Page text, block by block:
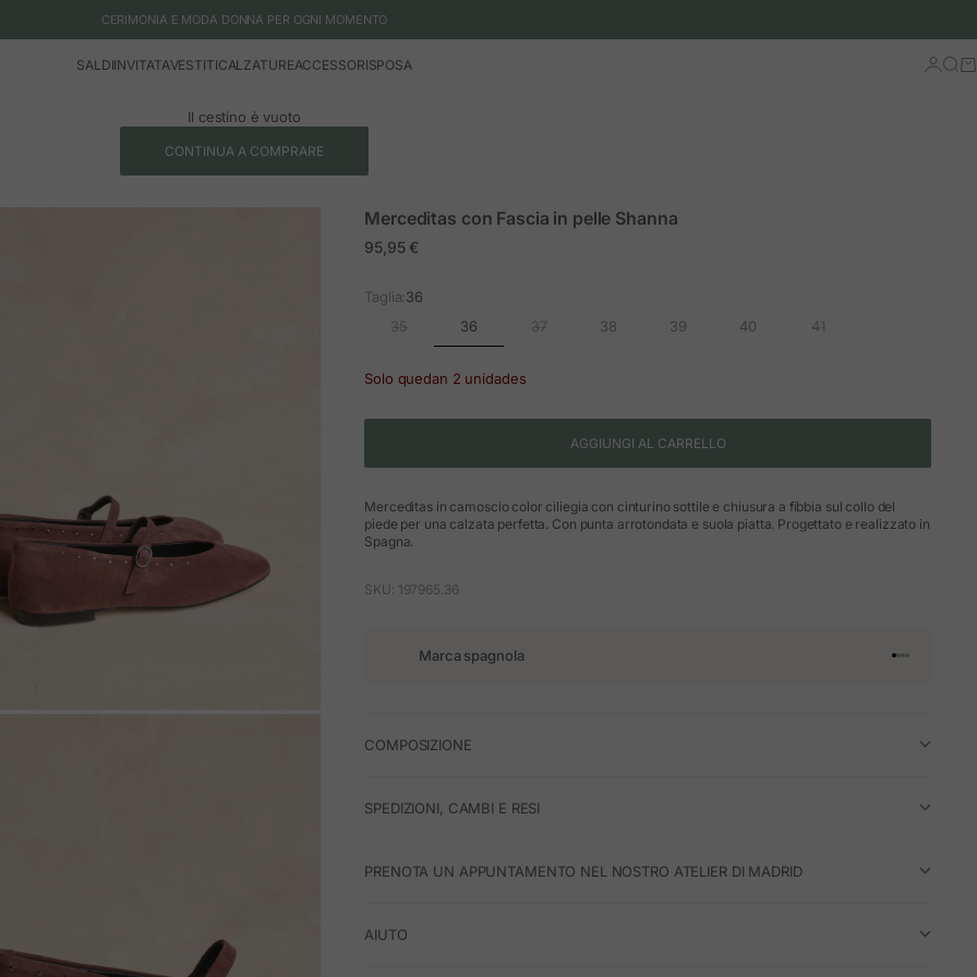
CERIMONIA E MODA DONNA PER OGNI MOMENTO
SALDIINVITATAVESTITICALZATUREACCESSORISPOSA Accedi
Il cestino è vuoto
CONTINUA A COMPRARE
Merceditas con Fascia in pelle Shanna
Prezzo in offerta
95,95 €
Taglia:36
35
36 37 38 39 40 41
Solo quedan 2 unidades
AGGIUNGI AL CARRELLO
Merceditas in camoscio color ciliegia con cinturino sottile e chiusura a fibbia sul collo del
piede per una calzata perfetta. Con punta arrotondata e suola piatta. Progettato e realizzato in
Spagna.
SKU: 197965.36
Marca spagnola Vai
Vai
Vai
Vai
COMPOSIZIONE
SPEDIZIONI, CAMBI E RESI
PRENOTA UN APPUNTAMENTO NEL NOSTRO ATELIER DI MADRID
AIUTO